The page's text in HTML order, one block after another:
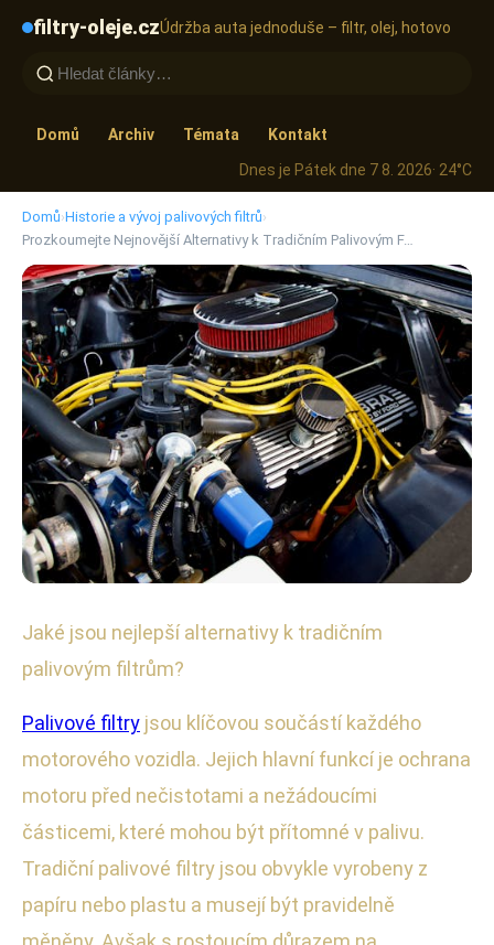
filtry-oleje.czÚdržba auta jednoduše – filtr, olej, hotovo
Domů Archiv Témata
Kontakt
Dnes je Pátek dne 7 8. 2026· 24°C
Domů›Historie a vývoj palivových filtrů›
Prozkoumejte Nejnovější Alternativy k Tradičním Palivovým F…
Prozkoumejte Nejnovější
Alternativy k Tradičním Palivovým
Filtrům
21. 2. 2026 · 4 min čtení · Autor: David Kratochvíl
Jaké jsou nejlepší alternativy k tradičním
palivovým filtrům?
Palivové filtry jsou klíčovou součástí každého
motorového vozidla. Jejich hlavní funkcí je ochrana
motoru před nečistotami a nežádoucími
částicemi, které mohou být přítomné v palivu.
Tradiční palivové filtry jsou obvykle vyrobeny z
papíru nebo plastu a musejí být pravidelně